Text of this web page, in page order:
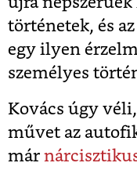
történetek, és az
egy ilyen
személyes
Kovács úgy
művet az
már